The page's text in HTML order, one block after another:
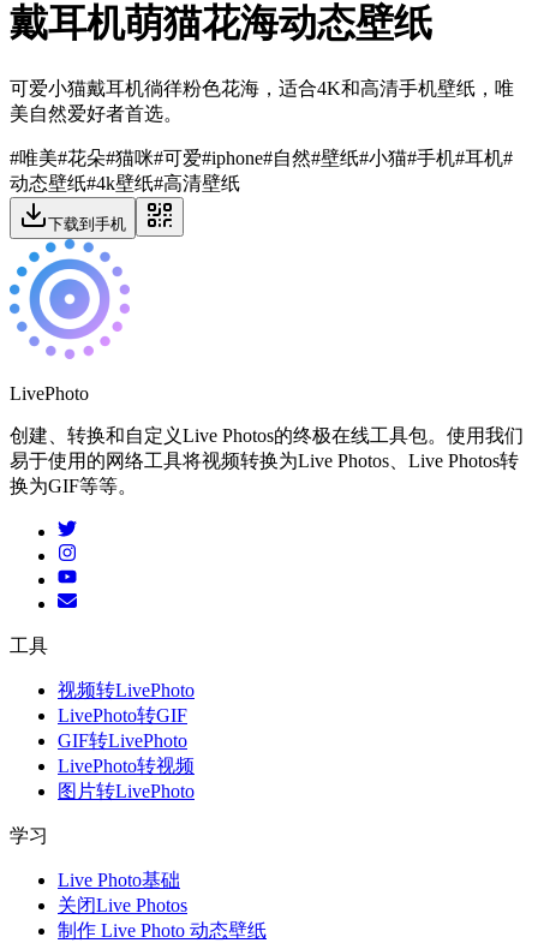
戴耳机萌猫花海动态壁纸
可爱小猫戴耳机徜徉粉色花海，适合4K和高清手机壁纸，唯
美自然爱好者首选。
#唯美#花朵#猫咪#可爱#iphone#自然#壁纸#小猫#手机#耳机#
动态壁纸#4k壁纸#高清壁纸
下载到手机
LivePhoto
创建、转换和自定义Live Photos的终极在线工具包。使用我们
易于使用的网络工具将视频转换为Live Photos、Live Photos转
换为GIF等等。
工具
视频转LivePhoto
LivePhoto转GIF
GIF转LivePhoto
LivePhoto转视频
图片转LivePhoto
学习
Live Photo基础
关闭Live Photos
制作 Live Photo 动态壁纸